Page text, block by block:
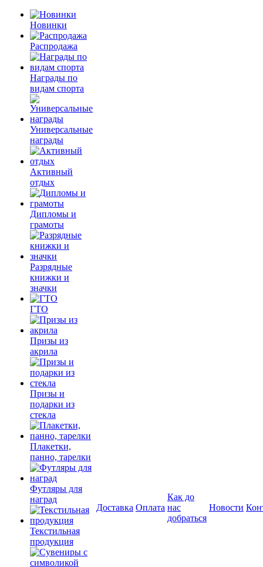
Новинки
Распродажа
Награды по
видам спорта
Универсальные
награды
Активный
отдых
Дипломы и
грамоты
Разрядные
книжки и
значки
ГТО
Призы из
акрила
Призы и
подарки из
стекла
Плакетки,
панно, тарелки
Футляры для
наград
Текстильная
продукция
Доставка Оплата
Как до
нас
добраться
Новости